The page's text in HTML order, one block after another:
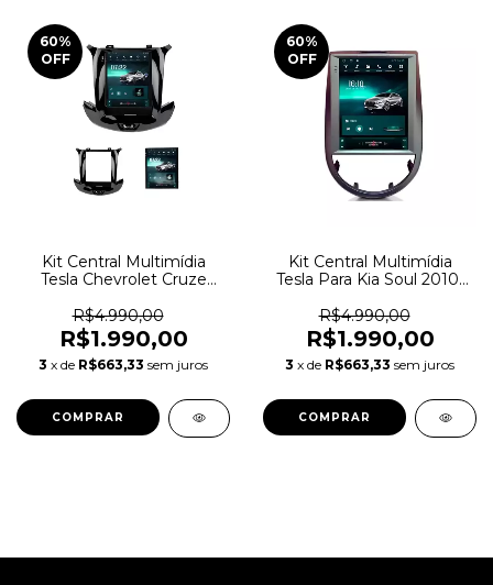
60%
OFF
Kit Central Multimídia
Tesla Chevrolet Cruze
R$4.990,00
R$1.990,00
3 x de R$663,33 sem juros
60%
OFF
Kit Central Multimídia
Tesla Para Kia Soul 2010-
R$4.990,00
R$1.990,00
3 x de R$663,33 sem juros